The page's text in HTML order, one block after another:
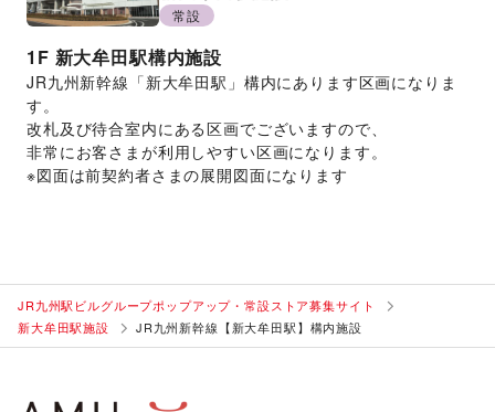
常設
1F 新大牟田駅構内施設
JR九州新幹線「新大牟田駅」構内にあります区画になりま
す。
改札及び待合室内にある区画でございますので、
非常にお客さまが利用しやすい区画になります。
※図面は前契約者さまの展開図面になります
JR九州駅ビルグループポップアップ・常設ストア募集サイト
新大牟田駅施設
JR九州新幹線【新大牟田駅】構内施設